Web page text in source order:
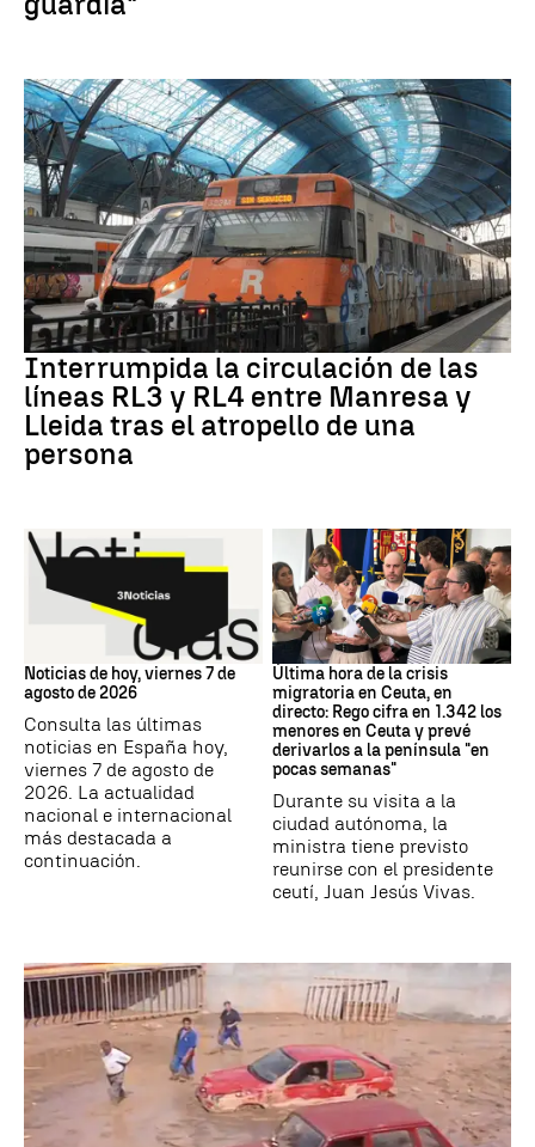
RODALÍES
Interrumpida la circulación de las
líneas RL3 y RL4 entre Manresa y
Lleida tras el atropello de una
persona
Noticias de hoy, viernes 7 de
agosto de 2026
Consulta las últimas
noticias en España hoy,
viernes 7 de agosto de
2026. La actualidad
nacional e internacional
más destacada a
continuación.
Crisis migratoria
Última hora de la crisis
migratoria en Ceuta, en
directo: Rego cifra en 1.342 los
menores en Ceuta y prevé
derivarlos a la península "en
pocas semanas"
Durante su visita a la
ciudad autónoma, la
ministra tiene previsto
reunirse con el presidente
ceutí, Juan Jesús Vivas.